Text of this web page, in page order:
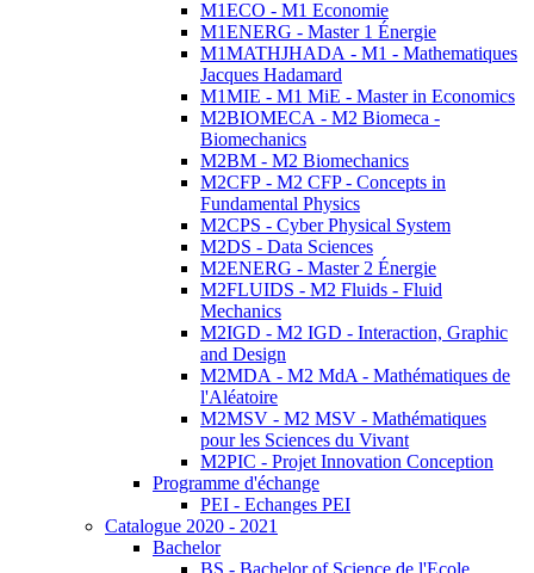
M1ECO - M1 Economie
M1ENERG - Master 1 Énergie
M1MATHJHADA - M1 - Mathematiques
Jacques Hadamard
M1MIE - M1 MiE - Master in Economics
M2BIOMECA - M2 Biomeca -
Biomechanics
M2BM - M2 Biomechanics
M2CFP - M2 CFP - Concepts in
Fundamental Physics
M2CPS - Cyber Physical System
M2DS - Data Sciences
M2ENERG - Master 2 Énergie
M2FLUIDS - M2 Fluids - Fluid
Mechanics
M2IGD - M2 IGD - Interaction, Graphic
and Design
M2MDA - M2 MdA - Mathématiques de
l'Aléatoire
M2MSV - M2 MSV - Mathématiques
pour les Sciences du Vivant
M2PIC - Projet Innovation Conception
Programme d'échange
PEI - Echanges PEI
Catalogue 2020 - 2021
Bachelor
BS - Bachelor of Science de l'Ecole